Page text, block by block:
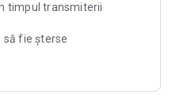
nu ezita să ne trimiți sugestii!
timpul transmiterii
să fie șterse